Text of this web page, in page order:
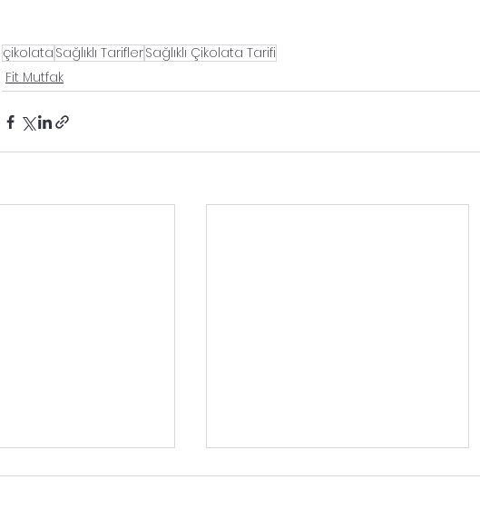
çikolata Sağlıklı TariflerSağlıklı Çikolata Tarifi
Fit Mutfak